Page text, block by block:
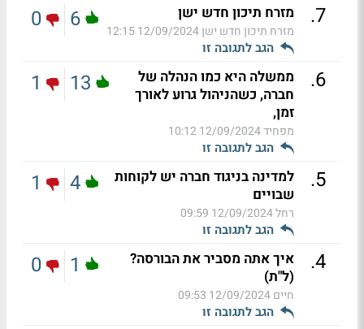
7
. מזרח תיכון חדש ישן
מזרח תיכון חדש ישן12/09/2024 12:15
הגב לתגובה זו
6
0
6
.
ממשלה היא כמו הנהלה של
חברה, כשהניהול גרוע לאורך
זמן,
מפחיד12/09/2024 10:12
הגב לתגובה זו
13
1
5
.
למדינה בניגוד חברה יש לקוחות
שבויים
רחל12/09/2024 09:59
הגב לתגובה זו
4
1
4
.
איך אתה מסביר את הבורסה?
(ל"ת)
חיים12/09/2024 09:53
הגב לתגובה זו
1
0